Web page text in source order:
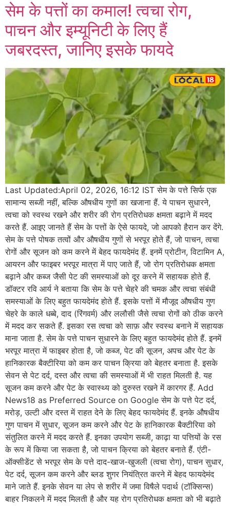
सेम के पत्तों का कमाल! त्वचा रोग,
पाचन और इम्यूनिटी के लिए हैं
जबरदस्त, जानिए इसके फायदे
Last Updated:April 02, 2026, 16:12 IST सेम के पत्ते सिर्फ एक
सामान्य सब्जी नहीं, बल्कि औषधीय गुणों का खजाना हैं. ये पाचन सुधारने,
त्वचा को स्वस्थ रखने और शरीर की रोग प्रतिरोधक क्षमता बढ़ाने में मदद
करते हैं. आइए जानते हैं सेम के पत्तों के ऐसे फायदे, जो आपको हैरान कर देंगे.
सेम के पत्ते पोषक तत्वों और औषधीय गुणों से भरपूर होते हैं, जो पाचन, त्वचा
रोगों और सूजन को कम करने में बेहद फायदेमंद हैं. इनमें प्रोटीन, विटामिन A,
आयरन और फाइबर भरपूर मात्रा में पाए जाते हैं, जो रोग प्रतिरोधक क्षमता
बढ़ाने और कब्ज जैसी पेट की समस्याओं को दूर करने में सहायक होते हैं.
डॉक्टर रवि आर्य ने बताया कि सेम के पत्ते चेहरे की चमक और त्वचा संबंधी
समस्याओं के लिए बहुत फायदेमंद होते हैं. इसके पत्तों में मौजूद औषधीय गुण
चेहरे के काले धब्बे, दाद (रिंगवर्म) और ललौसी जैसे त्वचा रोगों को ठीक करने
में मदद कर सकते हैं. इसका रस त्वचा को साफ़ और स्वस्थ बनाने में सहायक
माना जाता है. सेम के पत्ते पाचन सुधारने के लिए बहुत फायदेमंद होते हैं. इनमें
भरपूर मात्रा में फाइबर होता है, जो कब्ज, पेट की सूजन, अपच और पेट के
हानिकारक बैक्टीरिया को कम कर पाचन क्रिया को बेहतर बनाता है. इसके
सेवन से पेट दर्द, दस्त और त्वचा की समस्याओं में भी राहत मिलती है. यह
सूजन कम करने और पेट के स्वास्थ्य को दुरुस्त रखने में कारगर हैं. Add
News18 as Preferred Source on Google सेम के पत्ते पेट दर्द,
मरोड़, उल्टी और दस्त में राहत देने के लिए बेहद फायदेमंद हैं. इनके औषधीय
गुण पाचन में सुधार, सूजन कम करने और पेट के हानिकारक बैक्टीरिया को
संतुलित करने में मदद करते हैं. इनका उपयोग सब्जी, काढ़ा या पत्तियों के रस
के रूप में किया जा सकता है, जो पाचन क्रिया को बेहतर बनाते हैं. एंटी-
ऑक्सीडेंट से भरपूर सेम के पत्ते दाद-खाज-खुजली (त्वचा रोग), पाचन सुधार,
पेट दर्द, सूजन कम करने और ब्लड शुगर नियंत्रित करने में बेहद फायदेमंद
माने जाते हैं. इनके सेवन या लेप से शरीर में जमा विषैले पदार्थ (टॉक्सिन्स)
बाहर निकलने में मदद मिलती है और यह रोग प्रतिरोधक क्षमता को भी बढ़ाते